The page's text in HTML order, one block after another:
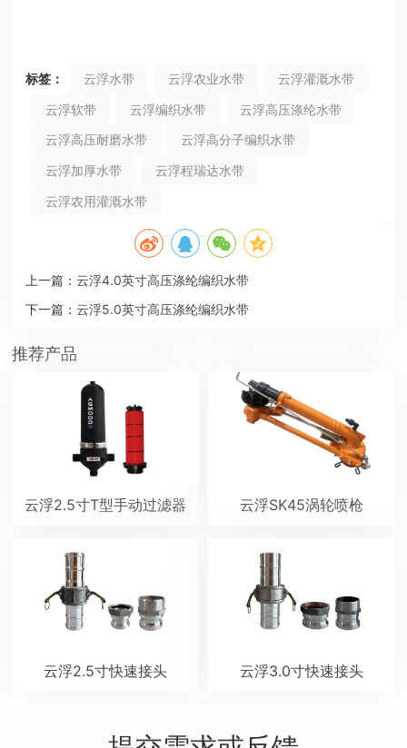
标签： 云浮水带 云浮农业水带
云浮灌溉水带
云浮软带
云浮编织水带
云浮高压涤纶水带
云浮高压耐磨水带
云浮高分子编织水带
云浮加厚水带
云浮程瑞达水带
云浮农用灌溉水带
上一篇： 云浮4.0英寸高压涤纶编织水带
下一篇： 云浮5.0英寸高压涤纶编织水带
推荐产品
云浮2.5寸T型手动过滤器 云浮SK45涡轮喷枪
云浮2.5寸快速接头 云浮3.0寸快速接头